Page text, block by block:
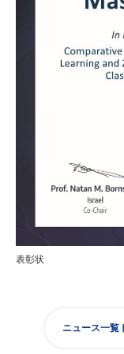
表彰状
ニュース一覧